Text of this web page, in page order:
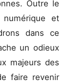
Outre le
et
dans ce
un odieux
majeurs des
faire revenir